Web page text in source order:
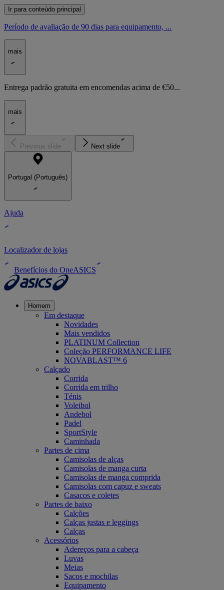
Ir para conteúdo principal
Período de avaliação de 90 dias para equipamento, ...
mais
Entrega padrão gratuita em encomendas acima de €50...
mais
Previous slide Next slide
Portugal (Português)
Ajuda
Localizador de lojas
Benefícios do OneASICS
Homem
Em destaque
Novidades
Mais vendidos
PLATINUM Collection
Coleção PERFORMANCE LIFE
NOVABLAST™ 6
Calçado
Corrida
Corrida em trilho
Ténis
Voleibol
Andebol
Padel
SportStyle
Caminhada
Partes de cima
Camisolas de alças
Camisolas de manga curta
Camisolas de manga comprida
Camisolas com capuz e sweats
Casacos e coletes
Partes de baixo
Calções
Calças justas e leggings
Calças
Acessórios
Adereços para a cabeça
Luvas
Meias
Sacos e mochilas
Equipamento